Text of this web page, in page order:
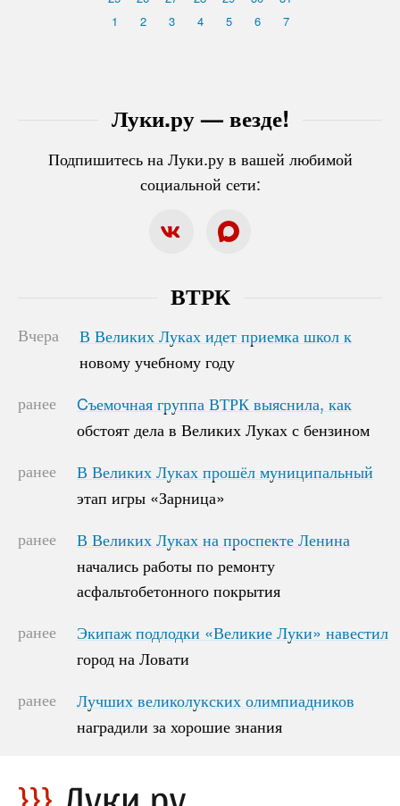
Луки.ру — везде!
Подпишитесь на Луки.ру в вашей любимой
социальной сети:
1
2 3 4 5 6 7
ВТРК
Вчера
В Великих Луках идет приемка школ к
новому учебному году
В Великих Луках идет приемка школ к
новому учебному году
ранее
Cъемочная группа ВТРК выяснила, как
обстоят дела в Великих Луках с бензином
Cъемочная группа ВТРК выяснила, как
обстоят дела в Великих Луках с бензином
ранее
В Великих Луках прошёл муниципальный
этап игры «Зарница»
В Великих Луках прошёл муниципальный
этап игры «Зарница»
ранее
В Великих Луках на проспекте Ленина
начались работы по ремонту
асфальтобетонного покрытия
В Великих Луках на проспекте Ленина
начались работы по ремонту
асфальтобетонного покрытия
ранее
Экипаж подлодки «Великие Луки» навестил
город на Ловати
Экипаж подлодки «Великие Луки» навестил
город на Ловати
ранее
Лучших великолукских олимпиадников
наградили за хорошие знания
Лучших великолукских олимпиадников
наградили за хорошие знания